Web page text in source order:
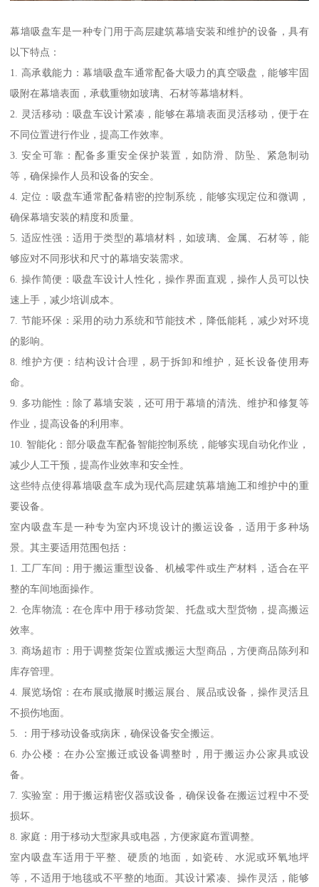
幕墙吸盘车是一种专门用于高层建筑幕墙安装和维护的设备，具有
以下特点：
1. 高承载能力：幕墙吸盘车通常配备大吸力的真空吸盘，能够牢固
吸附在幕墙表面，承载重物如玻璃、石材等幕墙材料。
2. 灵活移动：吸盘车设计紧凑，能够在幕墙表面灵活移动，便于在
不同位置进行作业，提高工作效率。
3. 安全可靠：配备多重安全保护装置，如防滑、防坠、紧急制动
等，确保操作人员和设备的安全。
4. 定位：吸盘车通常配备精密的控制系统，能够实现定位和微调，
确保幕墙安装的精度和质量。
5. 适应性强：适用于类型的幕墙材料，如玻璃、金属、石材等，能
够应对不同形状和尺寸的幕墙安装需求。
6. 操作简便：吸盘车设计人性化，操作界面直观，操作人员可以快
速上手，减少培训成本。
7. 节能环保：采用的动力系统和节能技术，降低能耗，减少对环境
的影响。
8. 维护方便：结构设计合理，易于拆卸和维护，延长设备使用寿
命。
9. 多功能性：除了幕墙安装，还可用于幕墙的清洗、维护和修复等
作业，提高设备的利用率。
10. 智能化：部分吸盘车配备智能控制系统，能够实现自动化作业，
减少人工干预，提高作业效率和安全性。
这些特点使得幕墙吸盘车成为现代高层建筑幕墙施工和维护中的重
要设备。
室内吸盘车是一种专为室内环境设计的搬运设备，适用于多种场
景。其主要适用范围包括：
1. 工厂车间：用于搬运重型设备、机械零件或生产材料，适合在平
整的车间地面操作。
2. 仓库物流：在仓库中用于移动货架、托盘或大型货物，提高搬运
效率。
3. 商场超市：用于调整货架位置或搬运大型商品，方便商品陈列和
库存管理。
4. 展览场馆：在布展或撤展时搬运展台、展品或设备，操作灵活且
不损伤地面。
5. ：用于移动设备或病床，确保设备安全搬运。
6. 办公楼：在办公室搬迁或设备调整时，用于搬运办公家具或设
备。
7. 实验室：用于搬运精密仪器或设备，确保设备在搬运过程中不受
损坏。
8. 家庭：用于移动大型家具或电器，方便家庭布置调整。
室内吸盘车适用于平整、硬质的地面，如瓷砖、水泥或环氧地坪
等，不适用于地毯或不平整的地面。其设计紧凑、操作灵活，能够